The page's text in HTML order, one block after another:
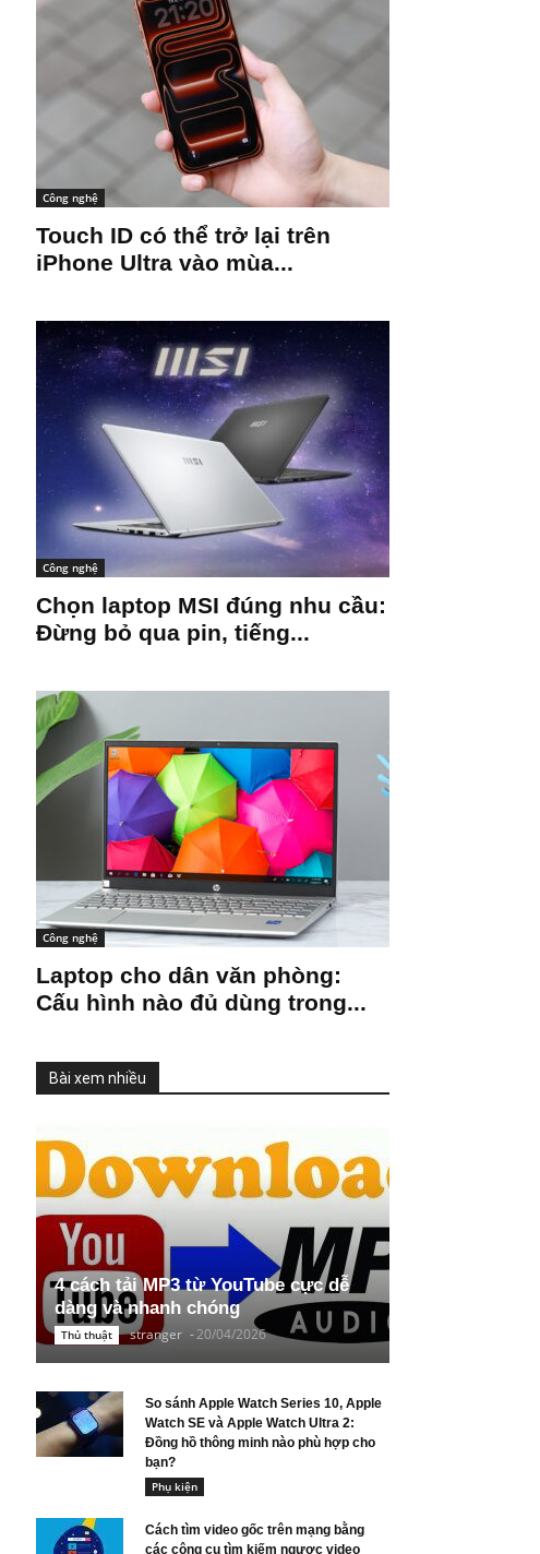
Công nghệ
Touch ID có thể trở lại trên
iPhone Ultra vào mùa...
Công nghệ
Chọn laptop MSI đúng nhu cầu:
Đừng bỏ qua pin, tiếng...
Công nghệ
Laptop cho dân văn phòng:
Cấu hình nào đủ dùng trong...
Bài xem nhiều
4 cách tải MP3 từ YouTube cực dễ
dàng và nhanh chóng
Thủ thuật stranger -20/04/2026
So sánh Apple Watch Series 10, Apple
Watch SE và Apple Watch Ultra 2:
Đồng hồ thông minh nào phù hợp cho
bạn?
Phụ kiện
Cách tìm video gốc trên mạng bằng
các công cụ tìm kiếm ngược video